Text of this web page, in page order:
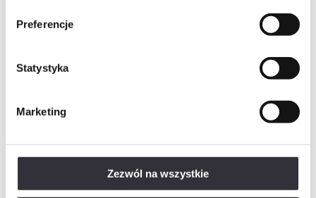
Preferencje
Statystyka
Marketing
Zezwól na wszystkie